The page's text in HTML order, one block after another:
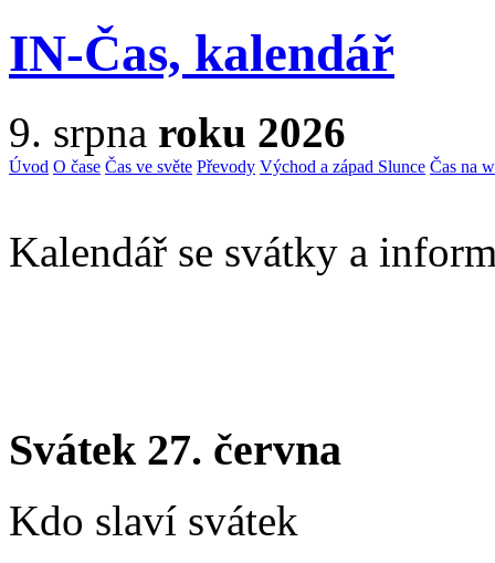
IN-Čas, kalendář
9. srpna roku 2026
Úvod O čase Čas ve světe Převody Východ a západ Slunce Čas na
Kalendář se svátky a
Svátek 27. června
Kdo slaví svátek